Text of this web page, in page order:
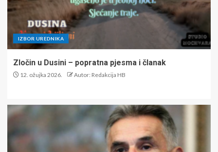
IZBOR UREDNIKA
Zločin u Dusini – popratna pjesma i članak
12. ožujka 2026. Autor: Redakcija HB